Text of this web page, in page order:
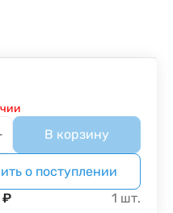
В корзину
о поступлении
₽ 1 шт.